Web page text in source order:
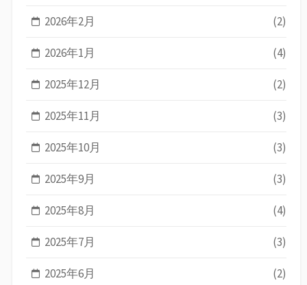
2026年2月 (2)
2026年1月 (4)
2025年12月 (2)
2025年11月 (3)
2025年10月 (3)
2025年9月 (3)
2025年8月 (4)
2025年7月 (3)
2025年6月 (2)